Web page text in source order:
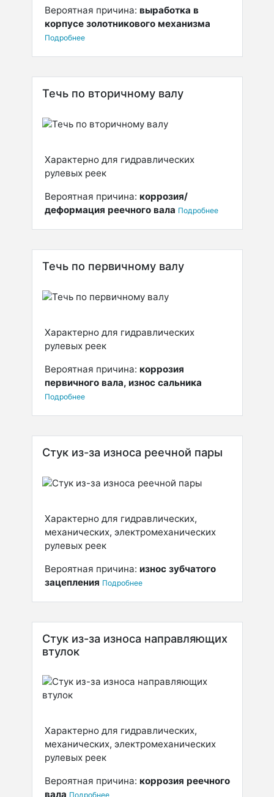
Вероятная причина: выработка в
корпусе золотникового механизма
Подробнее
Течь по вторичному валу
Характерно для гидравлических
рулевых реек
Вероятная причина: коррозия/
деформация реечного вала Подробнее
Течь по первичному валу
Характерно для гидравлических
рулевых реек
Вероятная причина: коррозия
первичного вала, износ сальника
Подробнее
Стук из-за износа реечной пары
Характерно для гидравлических,
механических, электромеханических
рулевых реек
Вероятная причина: износ зубчатого
зацепления Подробнее
Стук из-за износа направляющих
втулок
Характерно для гидравлических,
механических, электромеханических
рулевых реек
Вероятная причина: коррозия реечного
вала Подробнее